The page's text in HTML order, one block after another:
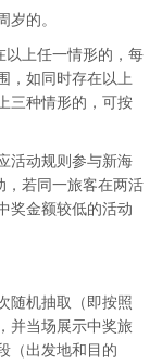
的。
上任一情形的，每
，如同时存在以上
三种情形的，可按
动规则参与新海
，若同一旅客在两活
奖金额较低的活动
机抽取（即按照
并当场展示中奖旅
（出发地和目的